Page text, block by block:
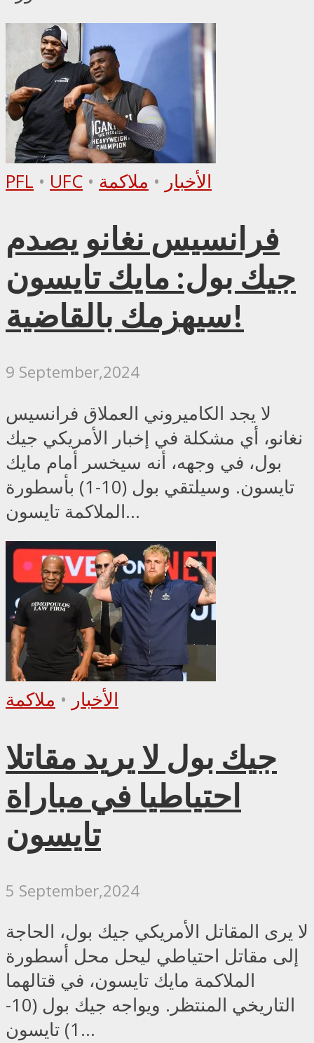
PFL • UFC • الأخبار • ملاكمة
فرانسيس نغانو يصدم
جيك بول: مايك تايسون
سيهزمك بالقاضية!
9 September,2024
لا يجد الكاميروني العملاق فرانسيس
نغانو، أي مشكلة في إخبار الأمريكي جيك
بول، في وجهه، أنه سيخسر أمام مايك
تايسون. وسيلتقي بول (10-1) بأسطورة
الملاكمة تايسون...
الأخبار • ملاكمة
جيك بول لا يريد مقاتلا
احتياطيا في مباراة
تايسون
5 September,2024
لا يرى المقاتل الأمريكي جيك بول، الحاجة
إلى مقاتل احتياطي ليحل محل أسطورة
الملاكمة مايك تايسون، في قتالهما
التاريخي المنتظر. ويواجه جيك بول (10-
1) تايسون...